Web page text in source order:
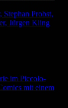
Stephan Probst,
Jürgen Kling
im Piccolo-
mit einem